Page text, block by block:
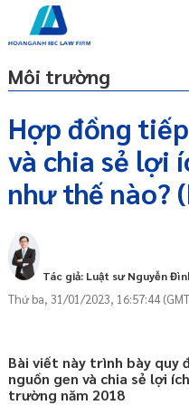
Môi trường
Hợp đồng
và chia sẻ lợi
như thế nào?
Tác giả: Luật sư Nguyễn
Thứ ba, 31/01/2023, 16:57:44
Bài viết này trình bày quy
nguồn gen và chia sẻ lợi
trường năm 2018
Nội
và chia
phí qua zalo
sư trực tuyến online
gói
phí qua zalo
sư trực tuyến online
ty/doanh nghiệp
gói